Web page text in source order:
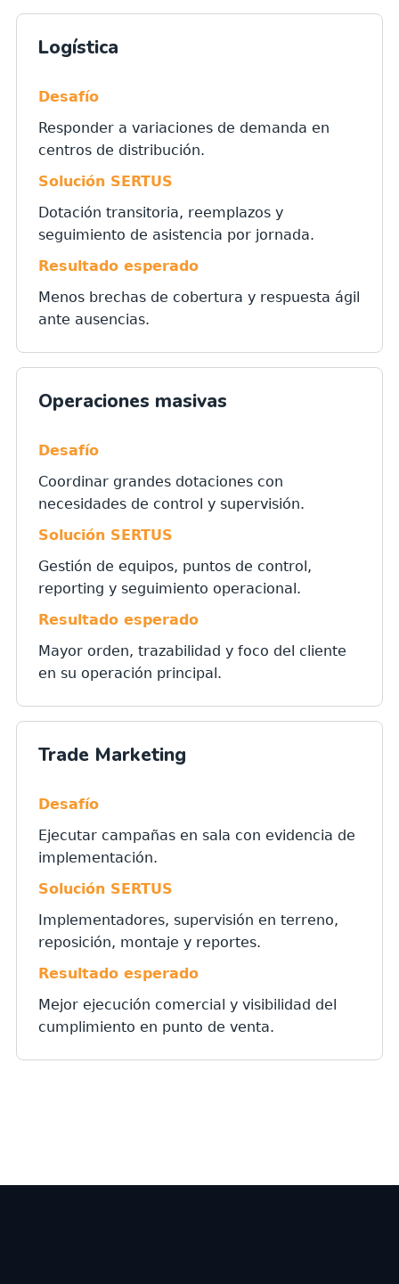
Logística
Desafío
Responder a variaciones de demanda en
centros de distribución.
Solución SERTUS
Dotación transitoria, reemplazos y
seguimiento de asistencia por jornada.
Resultado esperado
Menos brechas de cobertura y respuesta ágil
ante ausencias.
Operaciones masivas
Desafío
Coordinar grandes dotaciones con
necesidades de control y supervisión.
Solución SERTUS
Gestión de equipos, puntos de control,
reporting y seguimiento operacional.
Resultado esperado
Mayor orden, trazabilidad y foco del cliente
en su operación principal.
Trade Marketing
Desafío
Ejecutar campañas en sala con evidencia de
implementación.
Solución SERTUS
Implementadores, supervisión en terreno,
reposición, montaje y reportes.
Resultado esperado
Mejor ejecución comercial y visibilidad del
cumplimiento en punto de venta.